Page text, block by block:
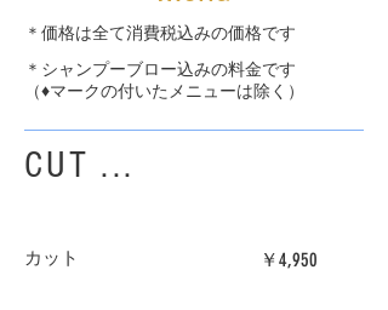
​＊価格は全て消費税込みの価格です
​＊シャンプーブロー込みの料金です
（♦︎マークの付いたメニューは除く）
​CUT ...
​カット ￥4,950